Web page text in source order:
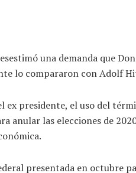
una demanda que
lo compararon con Adolf
ex presidente, el uso del
anular las elecciones de
presentada en octubre